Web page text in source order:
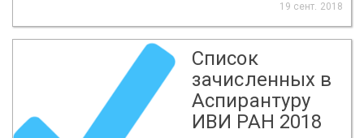
19 сент. 2018
Список
зачисленных в
Аспирантуру
ИВИ РАН 2018